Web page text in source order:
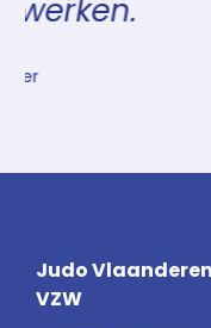
Judo Vlaanderen
VZW